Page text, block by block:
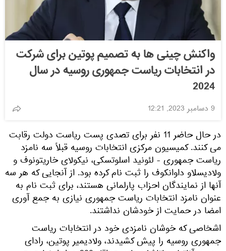
واکنش چینی ها به تصمیم پوتین برای شرکت
در انتخابات ریاست جمهوری روسیه در سال
2024
9 دسامبر 2023, 12:21
در حال حاضر 11 نفر برای تصدی پست ریاست دولت رقابت
می کنند. کمیسیون مرکزی انتخابات روسیه قبلاً سه نامزد
ریاست جمهوری - لئونید اسلوتسکی، نیکولای خاریتونوف و
ولادیسلاو داوانکوف را ثبت نام کرده بود. از آنجایی که هر سه
آنها از نمایندگان احزاب پارلمانی هستند، برای ثبت نام به
عنوان نامزد انتخابات ریاست جمهوری نیازی به جمع آوری
امضا در حمایت از خودشان نداشتند.
اشخاصی که خوشان نامزدی خود در انتخابات ریاست
جمهوری روسیه را پیش کشیدند، ولادیمیر پوتین، رادای